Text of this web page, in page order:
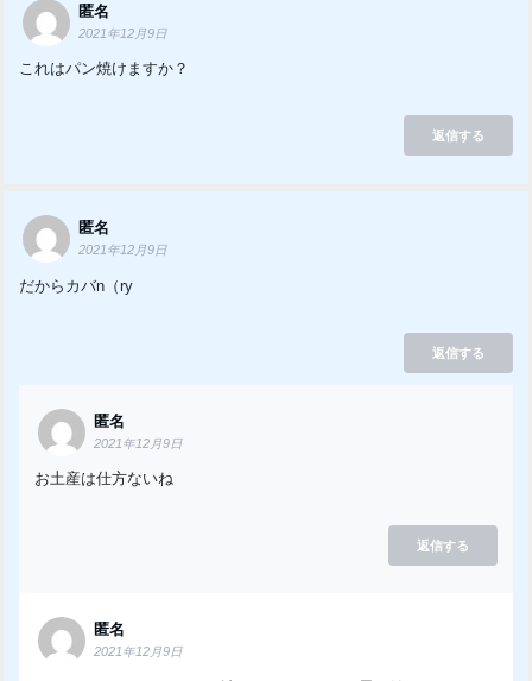
匿名
2021年12月9日
これはパン焼けますか？
返信する
匿名
2021年12月9日
だからカバn（ry
返信する
匿名
2021年12月9日
お土産は仕方ないね
返信する
匿名
2021年12月9日